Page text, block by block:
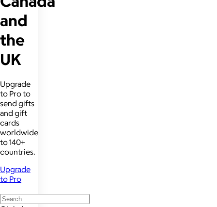
and
the
UK
Upgrade
to Pro to
send gifts
and gift
cards
worldwide
to 140+
countries.
Upgrade
to Pro